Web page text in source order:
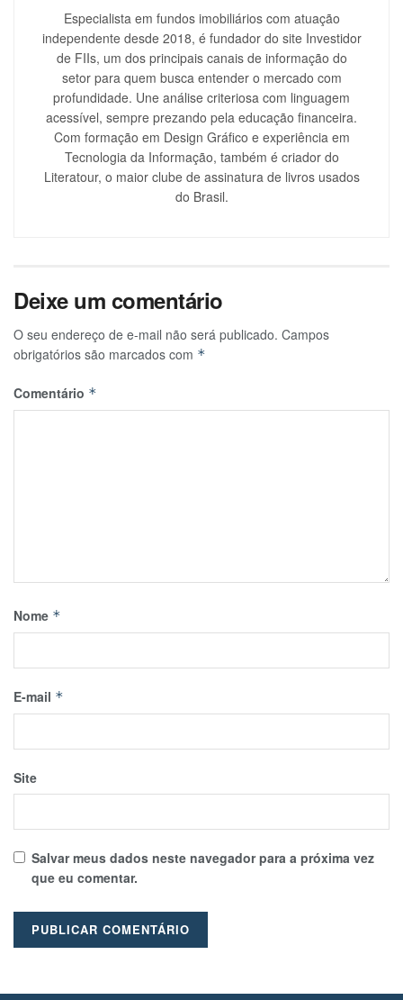
Especialista em fundos imobiliários com atuação
independente desde 2018, é fundador do site Investidor
de FIIs, um dos principais canais de informação do
setor para quem busca entender o mercado com
profundidade. Une análise criteriosa com linguagem
acessível, sempre prezando pela educação financeira.
Com formação em Design Gráfico e experiência em
Tecnologia da Informação, também é criador do
Literatour, o maior clube de assinatura de livros usados
do Brasil.
Deixe um comentário
O seu endereço de e-mail não será publicado. Campos
obrigatórios são marcados com *
Comentário *
Nome *
E-mail *
Site
Salvar meus dados neste navegador para a próxima vez
que eu comentar.